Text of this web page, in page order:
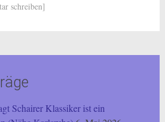
schreiben]
Schairer Klassiker ist ein